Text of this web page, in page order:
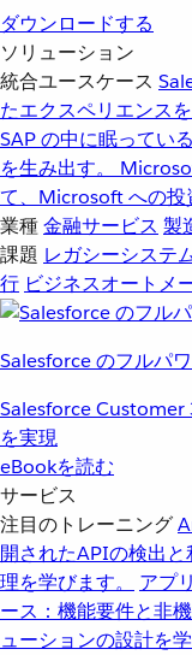
ダウンロードする
ソリューション
統合ユースケース
たエクスペリエンス
SAP の中に眠ってい
を生み出す。
て、Microsoft への投
業種金融サービス 製
課題 レガシーシステ
行 ビジネスオートメ
Salesforce のフルパ
Salesforce Customer
を実現
eBookを読む
サービス
注目のトレーニング
開されたAPIの検出
理を学びます。
アプ
ース：機能要件と非
ューションの設計を学